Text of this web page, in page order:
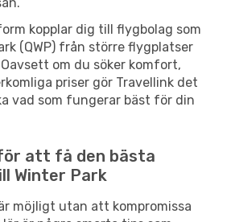
kopplar dig till flygbolag som
(QWP) från större flygplatser
om du söker komfort,
priser gör Travellink det
vad som fungerar bäst för din
att få den bästa
Winter Park
möjligt utan att kompromissa